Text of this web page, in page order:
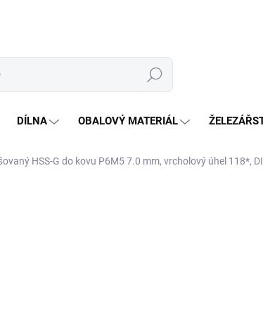
Hledat
DÍLNA OBALOVÝ MATERIÁL
HSS-G do kovu P6M5 7.0 mm, vrcholový úhel 118*,